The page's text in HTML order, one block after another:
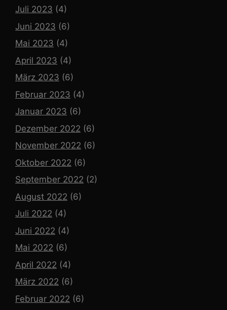
Juli 2023 (4)
Juni 2023 (6)
Mai 2023 (4)
April 2023 (4)
März 2023 (6)
Februar 2023 (4)
Januar 2023 (6)
Dezember 2022 (6)
November 2022 (6)
Oktober 2022 (6)
September 2022 (2)
August 2022 (6)
Juli 2022 (4)
Juni 2022 (4)
Mai 2022 (6)
April 2022 (4)
März 2022 (6)
Februar 2022 (6)